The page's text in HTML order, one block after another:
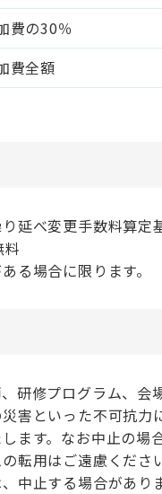
費の30％
費全額
延べ変更手数料算定
料
る場合に限ります。
研修プログラム、
害といった不可抗
ます。なお中止の場
転用はご遠慮くださ
中止する場合があり